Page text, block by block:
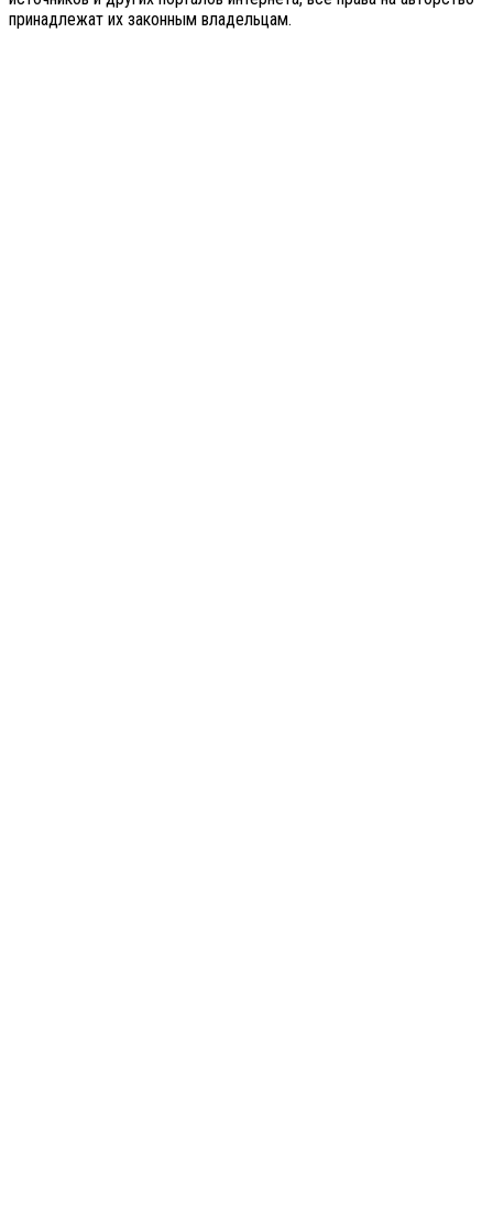
принадлежат их законным владельцам.